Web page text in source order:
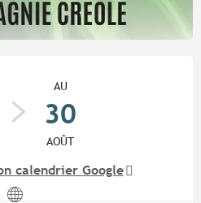
AU
30
AOÛT
calendrier Google